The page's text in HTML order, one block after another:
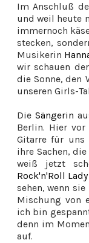
Im Anschluß
und weil heute
immernoch
stecken,
Musikerin
wir schauen
die Sonne, den
unseren Girls-
Die Sängerin
Berlin. Hier
Gitarre für uns
ihre Sachen,
weiß jetzt
Rock'n'Roll Lady
sehen, wenn
Mischung von
ich bin
denn im
auf.